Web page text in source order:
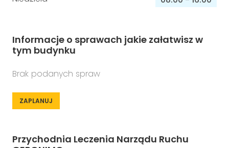
Informacje o sprawach jakie załatwisz w
tym budynku
Brak podanych spraw
ZAPLANUJ
Przychodnia Leczenia Narządu Ruchu